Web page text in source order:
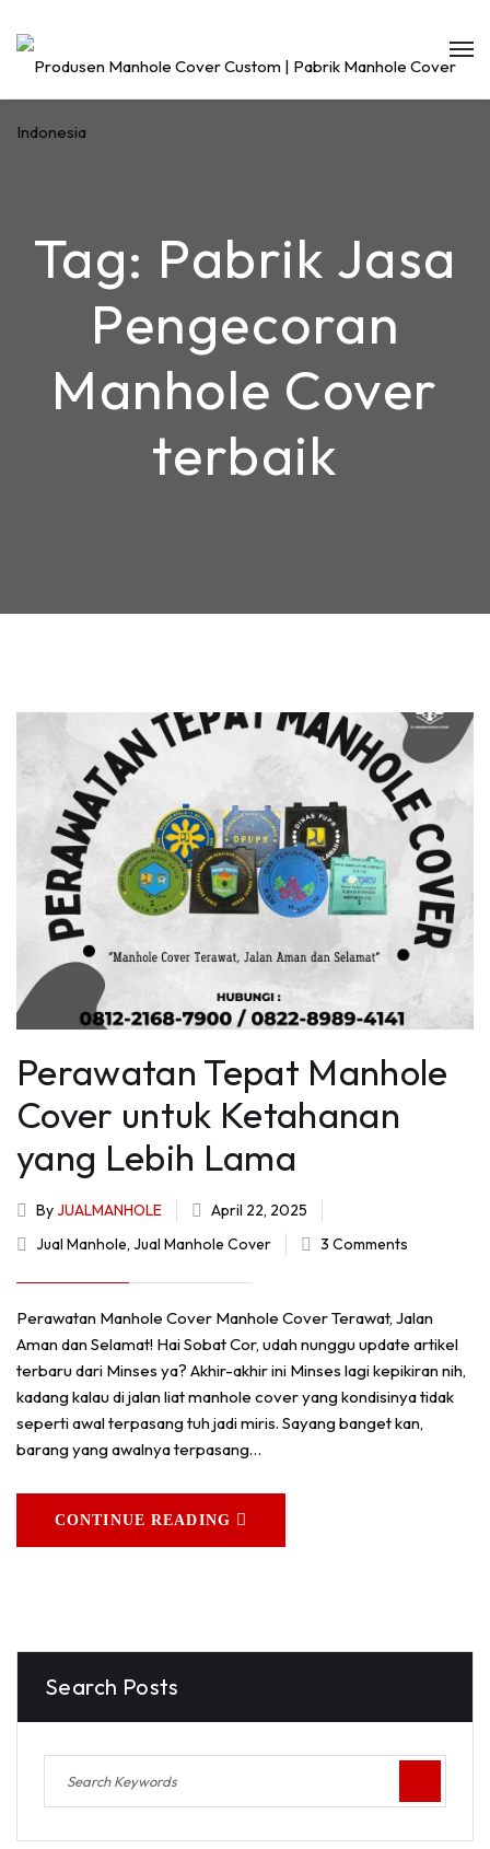
Tag: Pabrik Jasa
Pengecoran
Manhole Cover
terbaik
Perawatan Tepat Manhole
Cover untuk Ketahanan
yang Lebih Lama
ByJUALMANHOLE
April 22, 2025
Jual Manhole, Jual Manhole Cover 3 Comments
Perawatan Manhole Cover Manhole Cover Terawat, Jalan
Aman dan Selamat! Hai Sobat Cor, udah nunggu update artikel
terbaru dari Minses ya? Akhir-akhir ini Minses lagi kepikiran nih,
kadang kalau di jalan liat manhole cover yang kondisinya tidak
seperti awal terpasang tuh jadi miris. Sayang banget kan,
barang yang awalnya terpasang…
CONTINUE READING
Search Posts